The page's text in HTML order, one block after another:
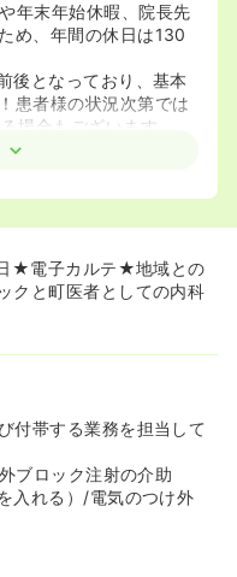
年末年始休暇、院長先
め、年間の休日は130
後となっており、基本
患者様の状況次第では
場合もございます。
給となります！ま
して「うさぎのお茶
地域住民の方々を無料
。
んでおり、幅広い地域
きやすい導線となっ
差しが入りやすいよう
員が穏やかに過ごせる
します！》
ら優しく丁寧にサポ
めてという方や、ブラ
★電子カルテ★地域との
クと町医者としての内科
付帯する業務を担当して
ブロック注射の介助
入れる）/電気のつけ外